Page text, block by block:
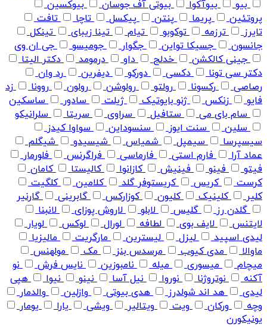
بیو
بیوآکوا بیوتی آف جوسان
بیوکسین
پروتئین
پریما پنتن پیکسل تاچا
تافت
تایرز
ترزمه توکوبو تیام تینا زیبای
تینکل
جانسون
جسیکا تواین جگوار جومیسو
جی ان وی
جینی کالکشن
خدلج داو درمومد
دکتر الیتا
دکتر سی تونا
دکسی دورکو دیفرین
رد وان
رصاصی
رکسونا رولتو رولوشن رولون روونا
زد
فایو
زنکس ژنو بایوتیک ژیلت سادور
ساسکین
سام بای می
ستافیل سراوی سریتا
سلرانیکو
سلین
سنت ایوز سنسوداین
سواوا کیدز
سیسپرسا
سیمپل شمیاس شیسیدو
شیگلم
عماد آرا
فارم استی فارماسی فراگرنس
فلورمار
فیتو
فینو فینیش کازانوا کالیستا
کامان
کرست
کریس کریستوفر گلد کلامین
کلگیت
کلیر
کلینیک کلیون کوزارکس گابرینی
گارنیر
گلدن رز
گلیس لابلو لاروش پوزای
لانبنا
لایتنس
لایف بوی لطافه لورال لوکس
لویار
لیدی اسپید
لیزل لیسترین مارگریت
مالیزیا
ماوالا
مدی کیوب مرسدس بنز مک
مولهنس
میچام
میسوری میله نامبوزین نایس فرش
نو
آکنه
نوتروژنا نوروا نیل آسا نینو نیوا
هپی
لیدی
هد اند شولدرز هدی بیوتی وازلین
والدمار
وچه
ورکان ویت ویتالیر ویشی یارا
یومار
یونیکورن